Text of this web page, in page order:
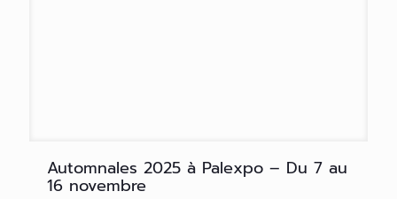
Automnales 2025 à Palexpo – Du 7 au
16 novembre